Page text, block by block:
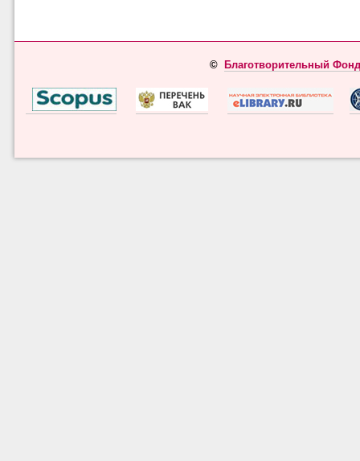
© Благотворительный